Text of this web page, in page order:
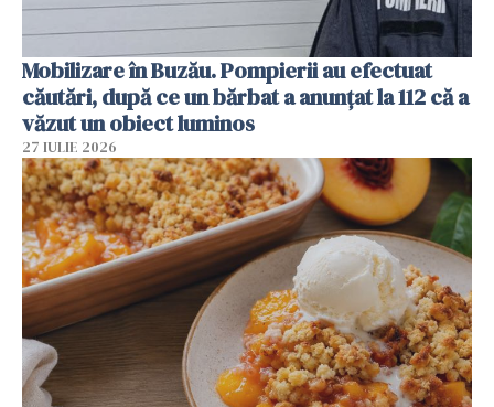
Mobilizare în Buzău. Pompierii au efectuat
căutări, după ce un bărbat a anunțat la 112 că a
văzut un obiect luminos
27 IULIE 2026